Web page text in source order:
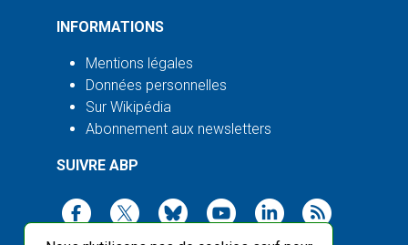
INFORMATIONS
Mentions légales
Données personnelles
Sur Wikipédia
Abonnement aux newsletters
SUIVRE ABP